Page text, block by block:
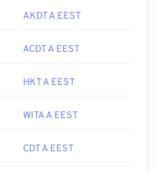
AKDT A EEST
ACDT A EEST
HKT A EEST
WITA A EEST
CDT A EEST